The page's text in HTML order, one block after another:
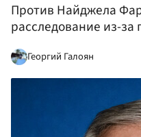
Против Найджела
расследование из-
Георгий Галоян